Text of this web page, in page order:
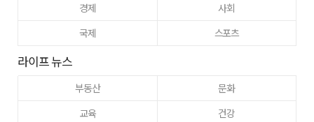
경제
사회
국제
스포츠
라이프 뉴스
부동산
문화
교육
건강